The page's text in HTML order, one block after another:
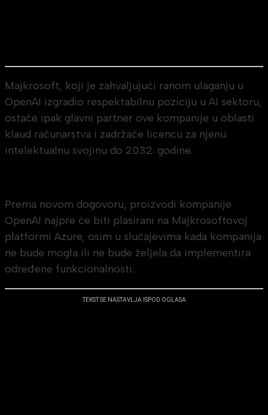
Majkrosoft, koji je zahvaljujući ranom ulaganju u
OpenAI izgradio respektabilnu poziciju u AI sektoru,
ostaće ipak glavni partner ove kompanije u oblasti
klaud računarstva i zadržaće licencu za njenu
intelektualnu svojinu do 2032. godine.
Prema novom dogovoru, proizvodi kompanije
OpenAI najpre će biti plasirani na Majkrosoftovoj
platformi Azure, osim u slučajevima kada kompanija
ne bude mogla ili ne bude željela da implementira
određene funkcionalnosti.
TEKST SE NASTAVLJA ISPOD OGLASA